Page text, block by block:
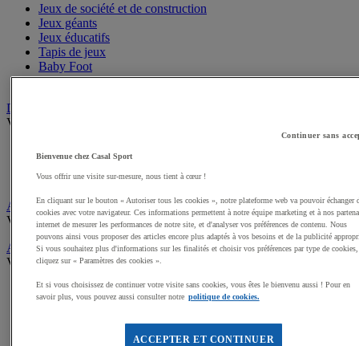
Jeux de société et de construction
Jeux géants
Jeux éducatifs
Tapis de jeux
Baby Foot
Jeux d'adresse
Draisiennes, Tricycles, Vélos
Voir tous les produits
Tricycles
Trottinettes et Patinettes
Apprentissage scolaire de la Sécurité routière
Voir tous les produits
Activités gymniques
Voir tous les produits
Tapis, Matelas scolaires
Modules, Parcours mousse enfant
Continuer sans
Bienvenue chez Casal Sport
Vous offrir une visite sur-mesure, nous tient à cœur !
En cliquant sur le bouton « Autoriser tous les cookies », notre plateforme web va pouvoir échanger
cookies avec votre navigateur. Ces informations permettent à notre équipe marketing et à nos
internet de mesurer les performances de notre site, et d'analyser vos préférences de contenu. Nous
pouvons ainsi vous proposer des articles encore plus adaptés à vos besoins et de la publicité
Si vous souhaitez plus d'informations sur les finalités et choisir vos préférences par type de cookies,
cliquez sur « Paramètres des cookies ».
Et si vous choisissez de continuer votre visite sans cookies, vous êtes le bienvenu aussi ! Pour en
savoir plus, vous pouvez aussi consulter notre politique de cookies.
ACCEPTER ET CONTINUER